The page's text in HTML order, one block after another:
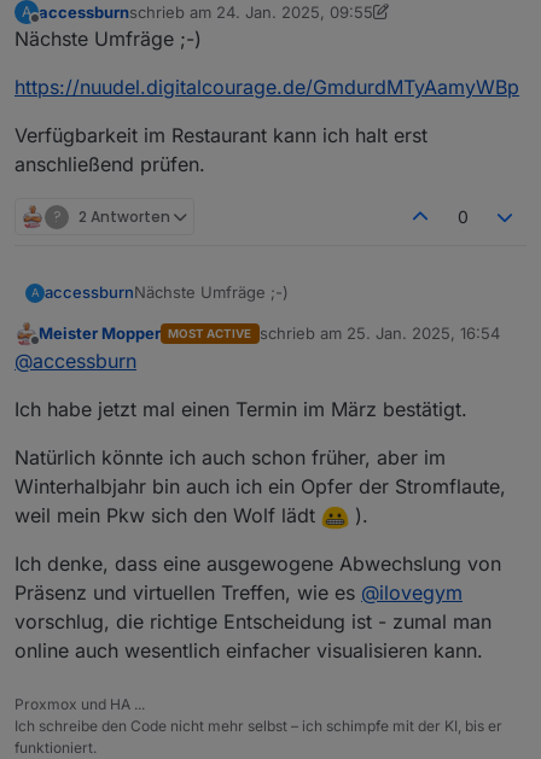
A
Offline
accessburnschrieb am 24. Jan. 2025, 09:55
zuletzt editiert von accessburn
Nächste Umfräge ;-)
https://nuudel.digitalcourage.de/GmdurdMTyAamyWBp
Verfügbarkeit im Restaurant kann ich halt erst
anschließend prüfen.
? 2 Antworten 0
A accessburnNächste Umfräge ;-)
https://nuudel.digitalcourage.de/GmdurdMTyAamy
WBp
anschließend prüfen.
Meister Mopper MOST ACTIVE schrieb am 25. Jan. 2025, 16:54
zuletzt editiert von
@accessburn
Ich habe jetzt mal einen Termin im März bestätigt.
Natürlich könnte ich auch schon früher, aber im
Winterhalbjahr bin auch ich ein Opfer der Stromflaute,
weil mein Pkw sich den Wolf lädt
).
Ich denke, dass eine ausgewogene Abwechslung von
Präsenz und virtuellen Treffen, wie es @ilovegym
vorschlug, die richtige Entscheidung ist - zumal man
online auch wesentlich einfacher visualisieren kann.
Proxmox und HA ...
Ich schreibe den Code nicht mehr selbst – ich schimpfe mit der KI, bis er
funktioniert.